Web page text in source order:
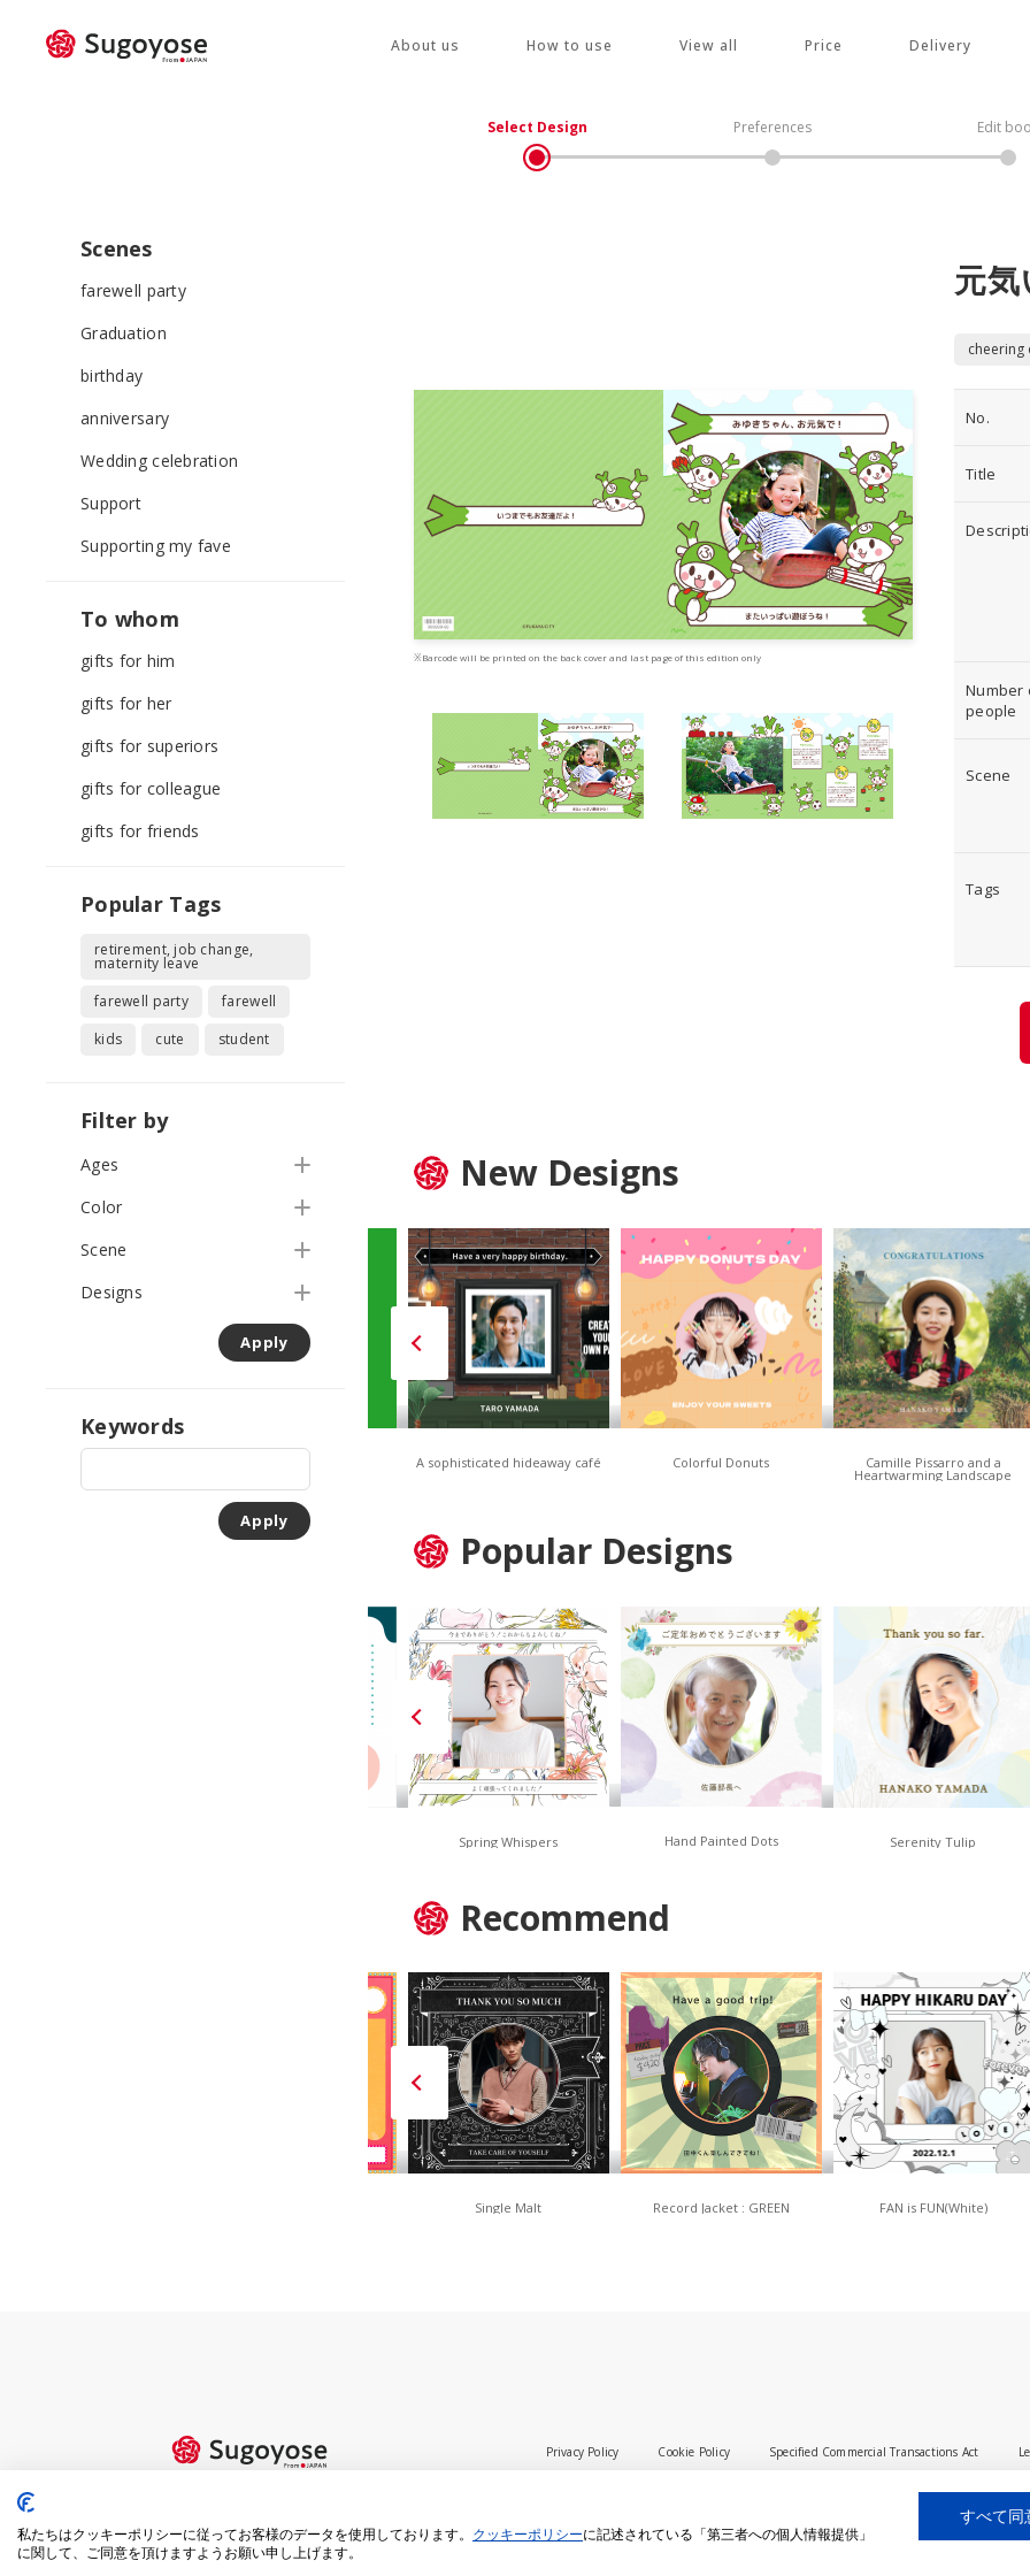
About us How to use View all Price Delivery
Select Design Preferences Edit
Scenes
farewell party
Graduation
birthday
anniversary
Wedding celebration
Support
Supporting my fave
To whom
gifts for him
gifts for her
gifts for superiors
gifts for colleague
gifts for friends
Popular Tags
retirement, job change,
maternity leave
farewell party
farewell
kids
cute student
Filter by
Ages
Color
Scene
Designs
Apply
Keywords
Apply
※Barcode will be printed on the back cover and last page of this edition only
元
No.
Title
Number
people
Scene
Tags
New Designs
A sophisticated hideaway café Colorful Donuts Camille Pissarro and a
Heartwarming Landscape
Popular Designs
Spring Whispers Hand Painted Dots Serenity Tulip
Recommend
Single Malt Record Jacket : GREEN FAN is FUN(White)
Privacy Policy Cookie Policy Specified Commercial Transactions Act
私たちはクッキーポリシーに従ってお客様のデータを使用しております。 クッキーポリシーに記述されている「第三者への個人情報提供」
に関して、ご同意を頂けますようお願い申し上げます。
すべて同